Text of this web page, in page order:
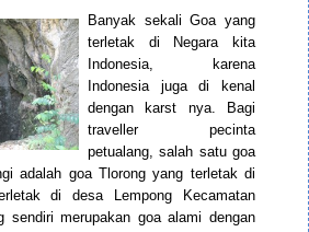
Banyak sekali Goa yang
terletak di Negara kita
Indonesia, karena
Indonesia juga di kenal
dengan karst nya. Bagi
traveller pecinta
petualang, salah satu goa
adalah goa Tlorong yang terletak di
di desa Lempong Kecamatan
sendiri merupakan goa alami dengan